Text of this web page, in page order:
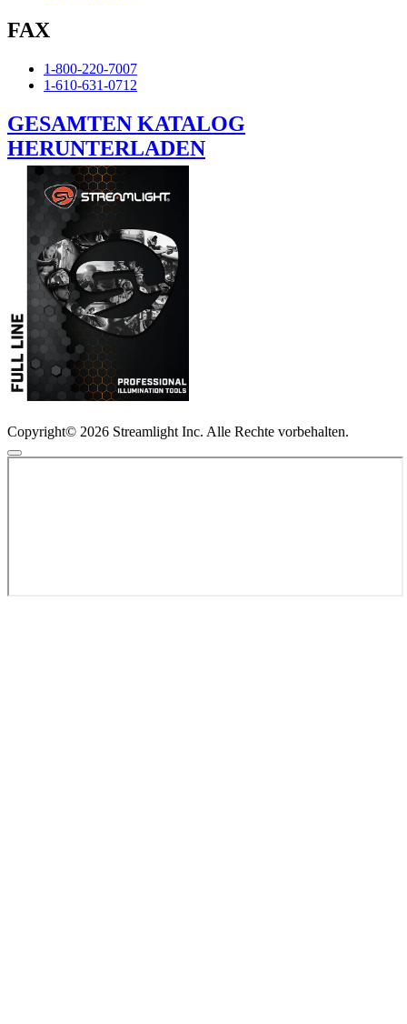
FAX
1-800-220-7007
1-610-631-0712
GESAMTEN KATALOG
HERUNTERLADEN
Copyright© 2026 Streamlight Inc. Alle Rechte vorbehalten.